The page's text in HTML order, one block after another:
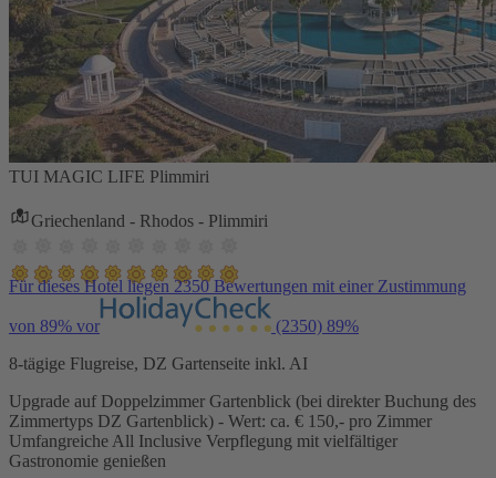
TUI MAGIC LIFE Plimmiri
Griechenland - Rhodos - Plimmiri
Für dieses Hotel liegen 2350 Bewertungen mit einer Zustimmung
von 89% vor (2350) 89%
8-tägige Flugreise, DZ Gartenseite inkl. AI
Upgrade auf Doppelzimmer Gartenblick (bei direkter Buchung des
Zimmertyps DZ Gartenblick) - Wert: ca. € 150,- pro Zimmer
Umfangreiche All Inclusive Verpflegung mit vielfältiger
Gastronomie genießen